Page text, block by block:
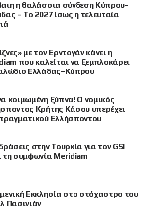
ΠΡΟΒΟΛΗ
η θαλάσσια σύνδεση Κύπρου-
– Το 2027 ίσως η τελευταία
με τον Ερντογάν κάνει η
που καλείται να ξεμπλοκάρει
Ελλάδας–Κύπρου
κοιμωμένη ξύπνα! Ο νομικός
Κρήτης Κάσου υπερέχει
Ελλήσποντου
στην Τουρκία για τον GSI
τη συμφωνία Meridiam
Εκκλησία στο στόχαστρο του
Πασινιάν